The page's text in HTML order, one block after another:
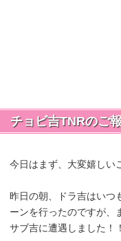
チョビ吉TNRのご
今日はまず、大変嬉しい
昨日の朝、ドラ吉はいつ
ーンを行ったのですが、
サブ吉に遭遇しました！！